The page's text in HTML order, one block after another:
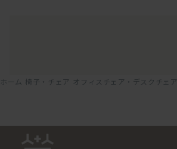
ホーム 椅子・チェア オフィスチェア・デスクチェア